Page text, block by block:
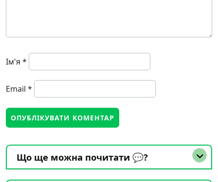
Ім'я *
Email *
Що ще можна почитати 💬?